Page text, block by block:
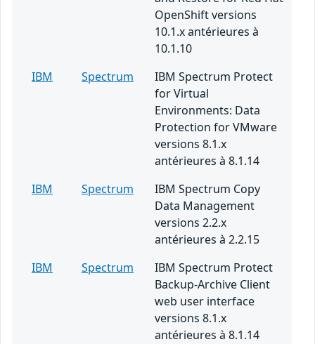
OpenShift versions
10.1.x antérieures à
10.1.10
IBM
Spectrum
IBM Spectrum Protect
for Virtual
Environments: Data
Protection for VMware
versions 8.1.x
antérieures à 8.1.14
IBM
Spectrum
IBM Spectrum Copy
Data Management
versions 2.2.x
antérieures à 2.2.15
IBM
Spectrum
IBM Spectrum Protect
Backup-Archive Client
web user interface
versions 8.1.x
antérieures à 8.1.14